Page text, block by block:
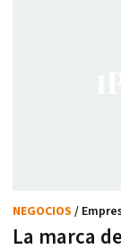
La marca
NEGOCIOS /